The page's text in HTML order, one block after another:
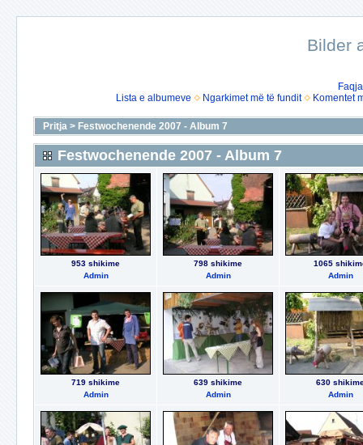
Bilder
Lista e albumeve
Ngarkimet më të fundit Komentet
Pritja > Festwochenende 2007 - Album 7
Festwochenende 2007 - Album 7
953 shikime
Admin
798 shikime
Admin
1065
Admin
719 shikime
Admin
639 shikime
Admin
630
Admin